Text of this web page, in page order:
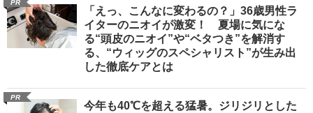
PR
「えっ、こんなに変わるの？」36歳男性ラ
イターのニオイが激変！ 夏場に気にな
る“頭皮のニオイ”や“ベタつき”を解消す
る、“ウィッグのスペシャリスト”が生み出
した徹底ケアとは
PR
今年も40℃を超える猛暑。ジリジリとした